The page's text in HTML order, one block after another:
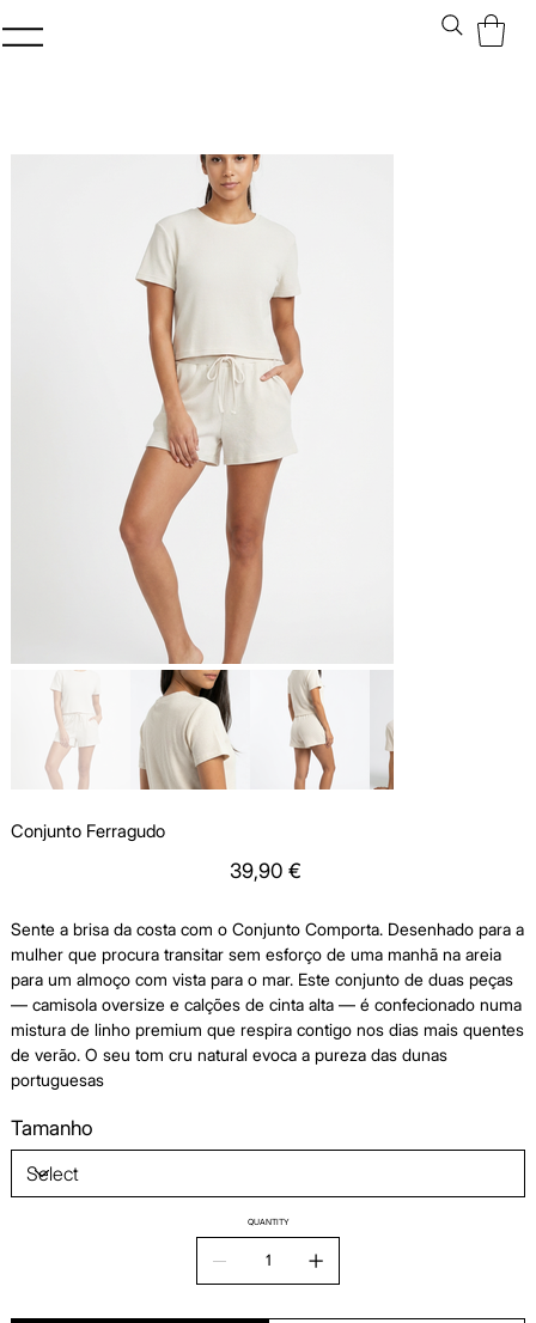
Conjunto Ferragudo
Price
39,90 €
Sente a brisa da costa com o Conjunto Comporta. Desenhado para a
mulher que procura transitar sem esforço de uma manhã na areia
para um almoço com vista para o mar. Este conjunto de duas peças
— camisola oversize e calções de cinta alta — é confecionado numa
mistura de linho premium que respira contigo nos dias mais quentes
de verão. O seu tom cru natural evoca a pureza das dunas
portuguesas
Tamanho
QUANTITY